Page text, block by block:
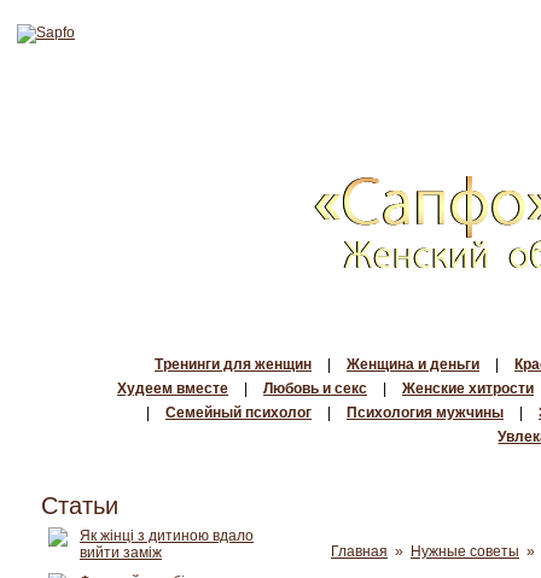
Тренинги для женщин Женщина и деньги
Худеем вместе
Любовь и секс
Женские хитрости
Семейный психолог Психология мужчины
Главная » Нужные советы »
Статьи
Як жінці з дитиною вдало
вийти заміж